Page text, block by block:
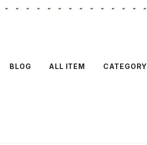
BLOG ALL ITEM CATEGORY